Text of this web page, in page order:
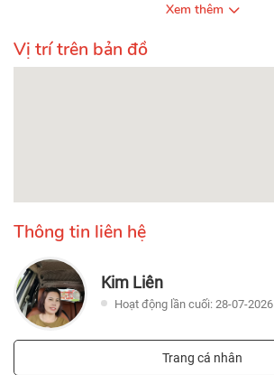
Xem thêm
Vị trí trên bản đồ
Thông tin liên hệ
Kim Liên
Hoạt động lần cuối: 28-07-2026
Trang cá nhân